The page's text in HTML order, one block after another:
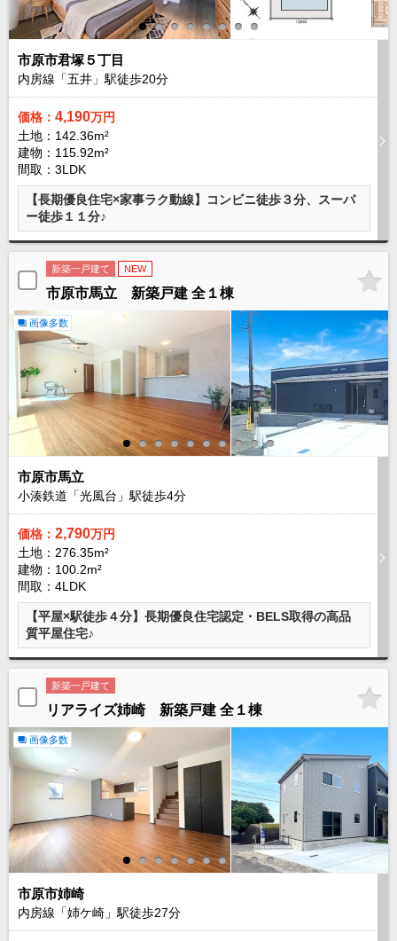
市原市君塚５丁目
内房線「五井」駅徒歩20分
価格： 4,190万円
土地：142.36m²
建物：115.92m²
間取：3LDK
【長期優良住宅×家事ラク動線】コンビニ徒歩３分、スーパ
ー徒歩１１分♪
新築一戸建て NEW
市原市馬立 新築戸建 全１棟
画像多数
市原市馬立
小湊鉄道「光風台」駅徒歩4分
価格： 2,790万円
土地：276.35m²
建物：100.2m²
間取：4LDK
【平屋×駅徒歩４分】長期優良住宅認定・BELS取得の高品
質平屋住宅♪
新築一戸建て
リアライズ姉崎 新築戸建 全１棟
画像多数
市原市姉崎
内房線「姉ケ崎」駅徒歩27分
神奈川支店
沖縄支店
スタッフ紹介
千葉本店 松戸支店 成田支店
神奈川支店
沖縄支店
売却査定
お問い合わせ サイトマップ
プライバシーポリシー
物件検索
新築一戸建
エリアから探す
路線から探す
中古一戸建
エリアから探す
路線から探す
マンション
エリアから探す
路線から探す
土 地
エリアから探す
路線から探す
エリアから物件検索
松戸･柏方面エリア
松戸･柏方面エリアの新築一戸建
松戸･柏方面エリアの中古一戸建
松戸･柏方面エリアのマンション
成田･銚子方面エリア
成田･銚子方面エリアの新築一戸建
成田･銚子方面エリアの中古一戸建
成田･銚子方面エリアのマンション
成田･銚子方面エリアの土地
四街道･佐倉･八千代方面エリア
四街道･佐倉･八千代方面エリアの中古一戸建
四街道･佐倉･八千代方面エリアのマンション
四街道･佐倉･八千代方面エリアの土地